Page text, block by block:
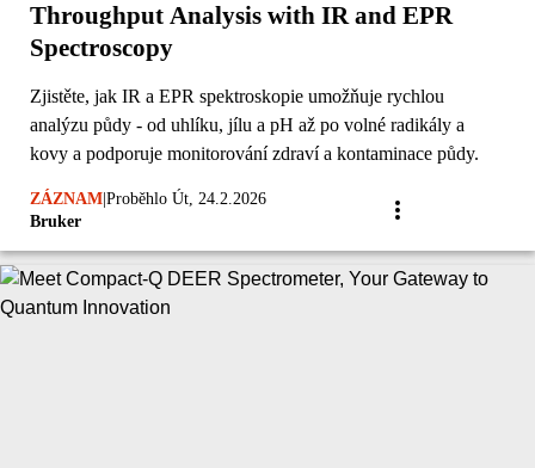
Throughput Analysis with IR and EPR
Spectroscopy
Zjistěte, jak IR a EPR spektroskopie umožňuje rychlou
analýzu půdy - od uhlíku, jílu a pH až po volné radikály a
kovy a podporuje monitorování zdraví a kontaminace půdy.
ZÁZNAM Proběhlo Út, 24.2.2026
Bruker